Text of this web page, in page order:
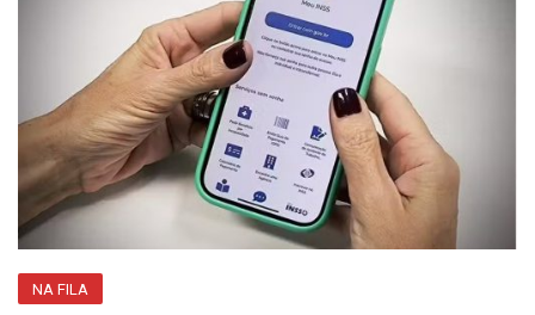
NA FILA